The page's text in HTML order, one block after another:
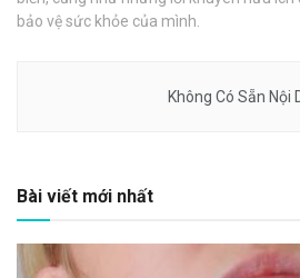
bảo vệ sức khỏe của mình.
Không Có Sẵn Nội
Bài viết mới nhất